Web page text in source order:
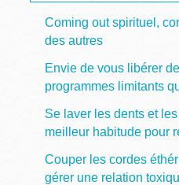
Coming out spirituel,
des autres
Envie de vous libérer
programmes limitants
Se laver les dents et
meilleur habitude pour
Couper les cordes
gérer une relation